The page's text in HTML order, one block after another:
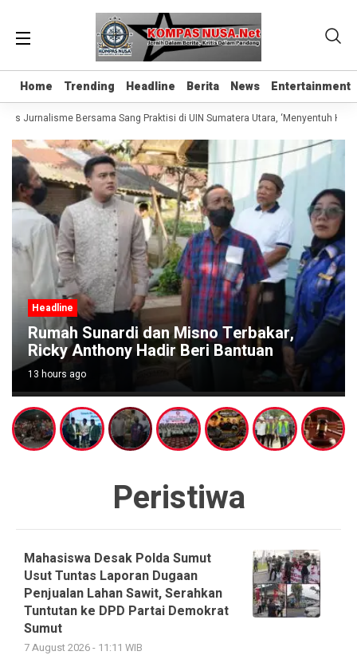
Home Trending Headline Berita News Entertainment
Home Trending Headline Berita News Entertainment
Jurnalisme Bersama Sang Praktisi di UIN Sumatera Utara, ‘Menyentuh Hati
Headline
Rumah Sunardi dan Misno Terbakar,
Ricky Anthony Hadir Beri Bantuan
13 hours ago
Peristiwa
Mahasiswa Desak Polda Sumut
Usut Tuntas Laporan Dugaan
Penjualan Lahan Sawit, Serahkan
Tuntutan ke DPD Partai Demokrat
Sumut
7 August 2026 - 11:11 WIB